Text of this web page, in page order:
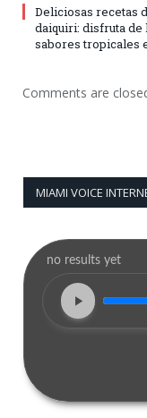
Deliciosas recetas
daiquiri: disfruta de
sabores tropicales
Comments are
MIAMI VOICE